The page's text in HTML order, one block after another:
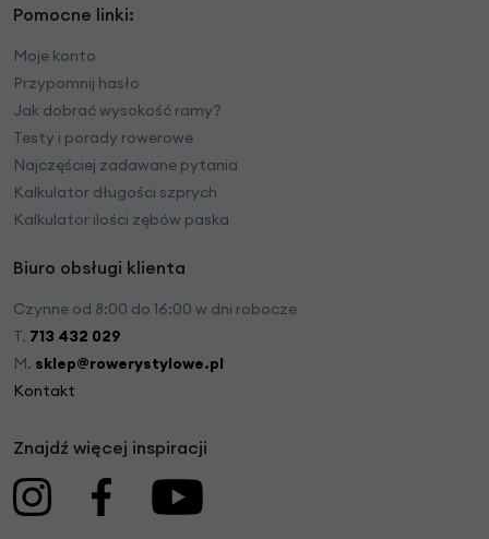
Pomocne linki:
Moje konto
Przypomnij hasło
Jak dobrać wysokość ramy?
Testy i porady rowerowe
Najczęściej zadawane pytania
Kalkulator długości szprych
Kalkulator ilości zębów paska
Biuro obsługi klienta
Czynne od 8:00 do 16:00 w dni robocze
T. 713 432 029
M. sklep@rowerystylowe.pl
Kontakt
Znajdź więcej inspiracji